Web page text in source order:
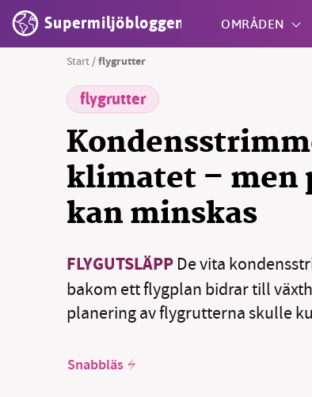
Supermiljöbloggen OMRÅDEN
Start /flygrutter
flygrutter
klimatet – men
kan minskas
FLYGUTSLÄPP De vita
bakom ett flygplan bidrar till
planering av flygrutterna skulle
Snabbläs